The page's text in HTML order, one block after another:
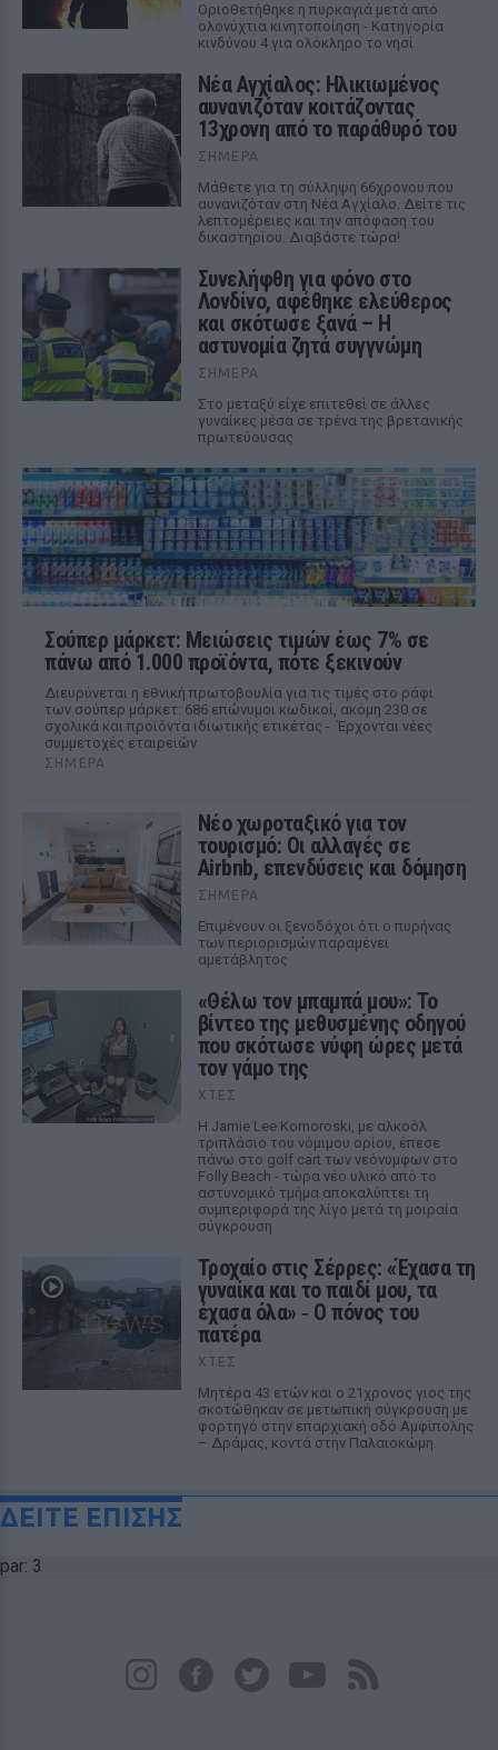
Οριοθετήθηκε η πυρκαγιά μετά από
ολονύχτια κινητοποίηση - Κατηγορία
κινδύνου 4 για ολόκληρο το νησί
Νέα Αγχίαλος: Ηλικιωμένος
αυνανιζόταν κοιτάζοντας
13χρονη από το παράθυρό του
ΣΉΜΕΡΑ
Μάθετε για τη σύλληψη 66χρονου που
αυνανιζόταν στη Νέα Αγχίαλο. Δείτε τις
λεπτομέρειες και την απόφαση του
δικαστηρίου. Διαβάστε τώρα!
Συνελήφθη για φόνο στο
Λονδίνο, αφέθηκε ελεύθερος
και σκότωσε ξανά – Η
αστυνομία ζητά συγγνώμη
ΣΉΜΕΡΑ
Στο μεταξύ είχε επιτεθεί σε άλλες
γυναίκες μέσα σε τρένα της βρετανικής
πρωτεύουσας
Σούπερ μάρκετ: Μειώσεις τιμών έως 7% σε
πάνω από 1.000 προϊόντα, πότε ξεκινούν
Διευρύνεται η εθνική πρωτοβουλία για τις τιμές στο ράφι
των σούπερ μάρκετ: 686 επώνυμοι κωδικοί, ακόμη 230 σε
σχολικά και προϊόντα ιδιωτικής ετικέτας - Έρχονται νέες
συμμετοχές εταιρειών
ΣΉΜΕΡΑ
Νέο χωροταξικό για τον
τουρισμό: Οι αλλαγές σε
Airbnb, επενδύσεις και δόμηση
ΣΉΜΕΡΑ
Επιμένουν οι ξενοδόχοι ότι ο πυρήνας
των περιορισμών παραμένει
αμετάβλητος
«Θέλω τον μπαμπά μου»: Το
βίντεο της μεθυσμένης οδηγού
που σκότωσε νύφη ώρες μετά
τον γάμο της
ΧΤΕΣ
Η Jamie Lee Komoroski, με αλκοόλ
τριπλάσιο του νόμιμου ορίου, έπεσε
πάνω στο golf cart των νεόνυμφων στο
Folly Beach - τώρα νέο υλικό από το
αστυνομικό τμήμα αποκαλύπτει τη
συμπεριφορά της λίγο μετά τη μοιραία
σύγκρουση
Τροχαίο στις Σέρρες: «Έχασα τη
γυναίκα και το παιδί μου, τα
έχασα όλα» ‑ Ο πόνος του
πατέρα
ΧΤΕΣ
Μητέρα 43 ετών και ο 21χρονος γιος της
σκοτώθηκαν σε μετωπική σύγκρουση με
φορτηγό στην επαρχιακή οδό Αμφίπολης
– Δράμας, κοντά στην Παλαιοκώμη.
ΔΕΙΤΕ ΕΠΙΣΗΣ
par: 3